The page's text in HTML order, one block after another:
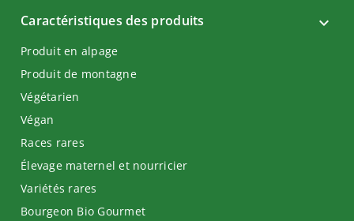
Caractéristiques des produits
Produit en alpage
Produit de montagne
Végétarien
Végan
Races rares
Élevage maternel et nourricier
Variétés rares
Bourgeon Bio Gourmet